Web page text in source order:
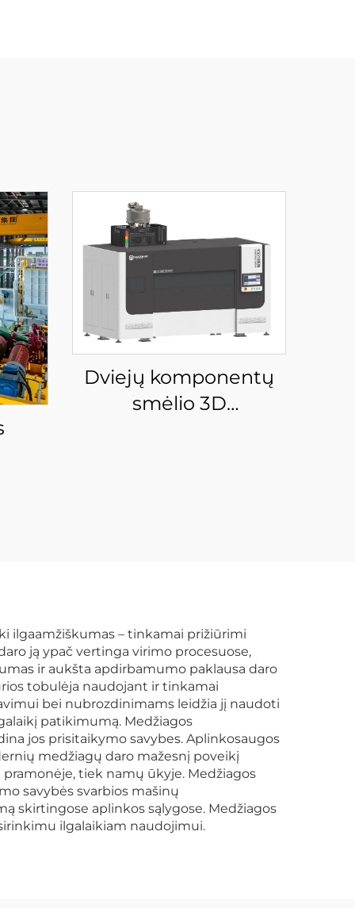
Dviejų komponentų
smėlio 3D
ilgaamžiškumas – tinkamai prižiūrimi
ją ypač vertinga virimo procesuose,
ir aukšta apdirbamumo paklausa daro
tobulėja naudojant ir tinkamai
bei nubrozdinimams leidžia jį naudoti
patikimumą. Medžiagos
jos prisitaikymo savybes. Aplinkosaugos
medžiagų daro mažesnį poveikį
tiek namų ūkyje. Medžiagos
savybės svarbios mašinų
skirtingose aplinkos sąlygose. Medžiagos
ilgalaikiam naudojimui.